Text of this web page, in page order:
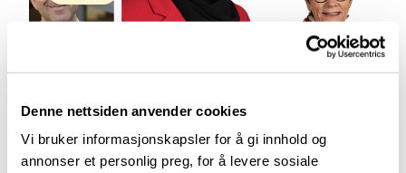
Denne nettsiden anvender cookies
Vi bruker informasjonskapsler for å gi innhold og
annonser et personlig preg, for å levere sosiale